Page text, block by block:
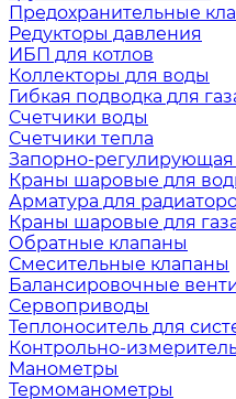
Предохранительные
Редукторы давления
ИБП для котлов
Коллекторы для воды
Гибкая подводка для
Счетчики воды
Счетчики тепла
Запорно-регулирующая
Краны шаровые для
Арматура для
Краны шаровые для
Обратные клапаны
Смесительные клапаны
Балансировочные
Сервоприводы
Теплоноситель для
Контрольно-
Манометры
Термоманометры